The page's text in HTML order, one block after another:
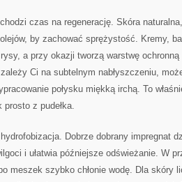
czas na regenerację. Skóra
olejów, by zachować sprężystość. Kremy,
a przy okazji tworzą warstwę
Ci na subtelnym nabłyszczeniu,
połysku miękką irchą. To
z pudełka.
Dobrze dobrany impregnat
i ułatwia późniejsze odświeżanie. W
meszek szybko chłonie wodę. Dla skóry